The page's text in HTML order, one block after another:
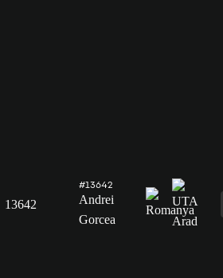
13642
#13642
Andrei
Gorcea